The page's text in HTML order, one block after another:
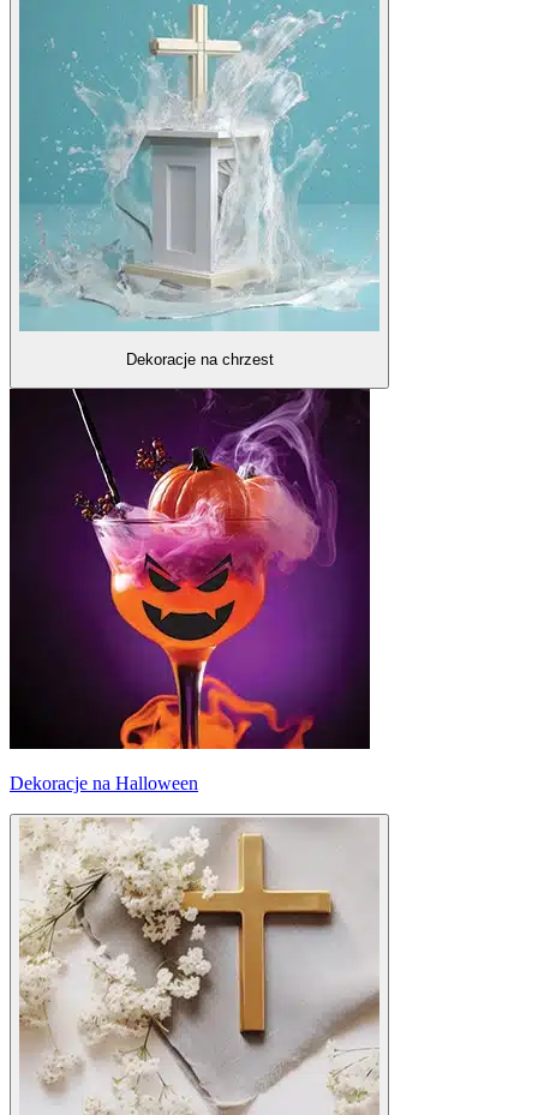
Dekoracje na chrzest
Dekoracje na Halloween